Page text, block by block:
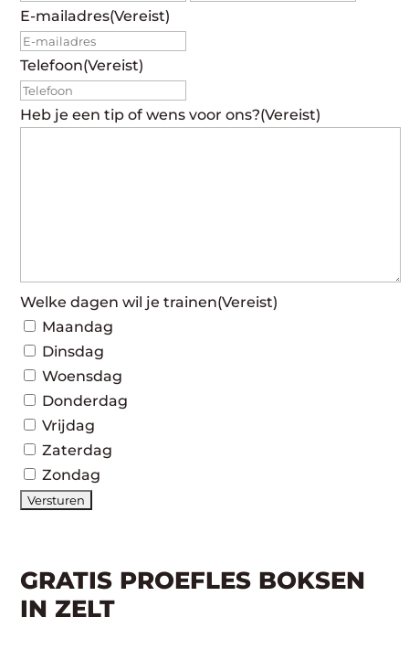
E-mailadres(Vereist)
Telefoon(Vereist)
Heb je een tip of wens voor ons?(Vereist)
Welke dagen wil je trainen(Vereist)
Maandag
Dinsdag
Woensdag
Donderdag
Vrijdag
Zaterdag
Zondag
GRATIS PROEFLES BOKSEN
IN ZELT